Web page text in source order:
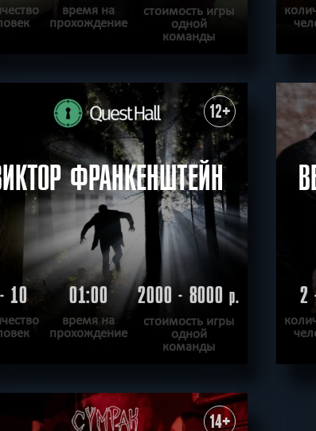
время на
прохождение
стоимость игры
одной
команды
ХОЧУ ПРОЙТИ | КВЕСТ ПРОЙДЕН 12+
ФРАНКЕНШТЕЙН
10 01:00
время на
прохождение
2000 - 8000р.
стоимость игры
одной
команды
ХОЧУ ПРОЙТИ | КВЕСТ ПРОЙДЕН
2
14+